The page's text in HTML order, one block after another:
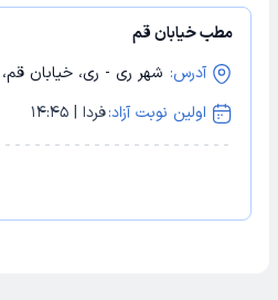
مطب خیابان قم
آدرس: شهر ری - ری، خیابان قم،
اولین نوبت آزاد:فردا | 14:45